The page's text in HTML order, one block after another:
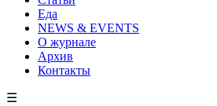
Еда
NEWS & EVENTS
О журнале
Архив
Контакты
☰